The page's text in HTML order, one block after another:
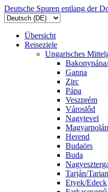
Deutsche Spuren entlang der
Übersicht
Reiseziele
Ungarisches
Ganna
Zirc
Pápa
Veszprém
Városlőd
Nagytevel
Herend
Budaörs
Buda
Tarján/Tarian
Etyek/Edeck